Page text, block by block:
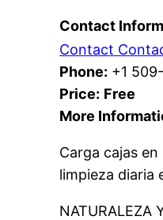
Contact
Contact
Phone: +1
Price: Free
More
Carga cajas
limpieza diaria
NATURALEZA